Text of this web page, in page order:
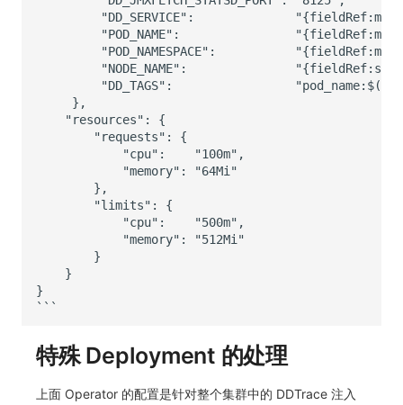
"DD_SERVICE":
"POD_NAME":
"POD_NAMESPACE":
"NODE_NAME":
"DD_TAGS":
     },
    "resources": {
        "requests": {
            "cpu":    "100m",
            "memory": "64Mi"
        },
        "limits": {
            "cpu":    "500m",
            "memory": "512Mi"
        }
    }
}
特殊 Deployment 的处理
上面 Operator 的配置是针对整个集群中的 DDTrace 注入